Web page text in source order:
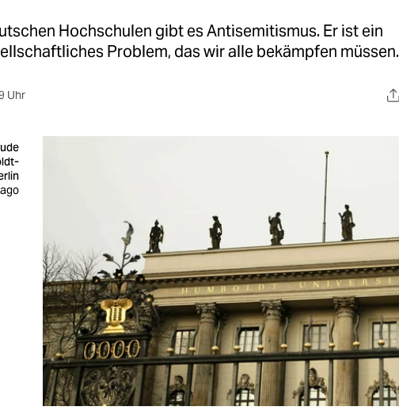
Hochschulen gibt es Antisemitismus. Er ist ein
Problem, das wir alle bekämpfen müssen.
Uhr